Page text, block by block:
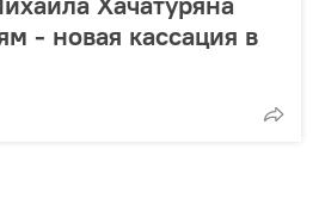
- новая кассация в